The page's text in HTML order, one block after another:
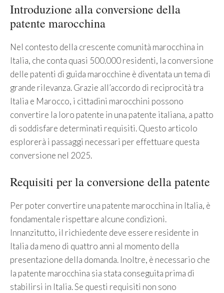
Introduzione alla conversione della
patente marocchina
Nel contesto della crescente comunità marocchina in
Italia, che conta quasi 500.000 residenti, la conversione
delle patenti di guida marocchine è diventata un tema di
grande rilevanza. Grazie all’accordo di reciprocità tra
Italia e Marocco, i cittadini marocchini possono
convertire la loro patente in una patente italiana, a patto
di soddisfare determinati requisiti. Questo articolo
esplorerà i passaggi necessari per effettuare questa
conversione nel 2025.
Requisiti per la conversione della patente
Per poter convertire una patente marocchina in Italia, è
fondamentale rispettare alcune condizioni.
Innanzitutto, il richiedente deve essere residente in
Italia da meno di quattro anni al momento della
presentazione della domanda. Inoltre, è necessario che
la patente marocchina sia stata conseguita prima di
stabilirsi in Italia. Se questi requisiti non sono